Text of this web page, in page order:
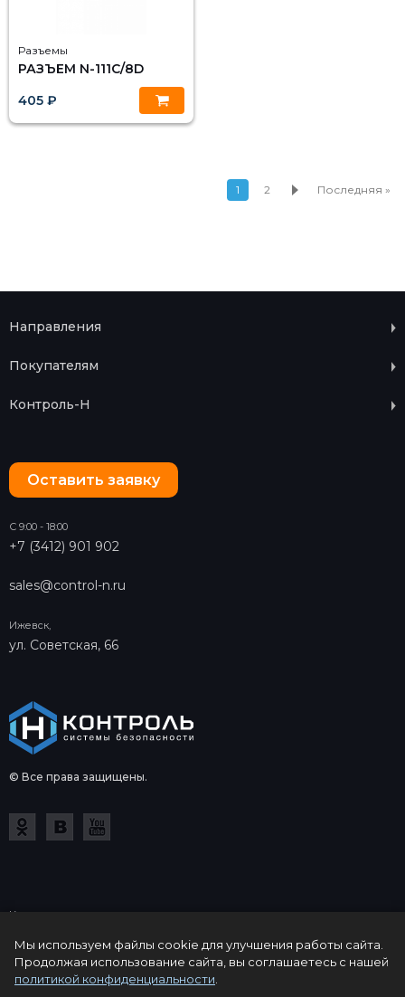
Разъемы
РАЗЪЕМ N-111C/8D
405 ₽
1 2 Последняя »
© Все права защищены.
Оставить заявку
С 9:00 - 18:00
+7 (3412) 901 902
sales@control-n.ru
Ижевск,
ул. Советская, 66
Направления
Покупателям
Контроль-Н
Копирование и использование в коммерческих целях
письменного одобрения компании Контроль-Н. Информация о
товарах, их цене, характеристиках и комплектации носит
ознакомительный характер и может содержать неточности. Цены,
Мы используем файлы cookie для улучшения работы сайта.
Продолжая использование сайта, вы соглашаетесь с нашей
политикой конфиденциальности